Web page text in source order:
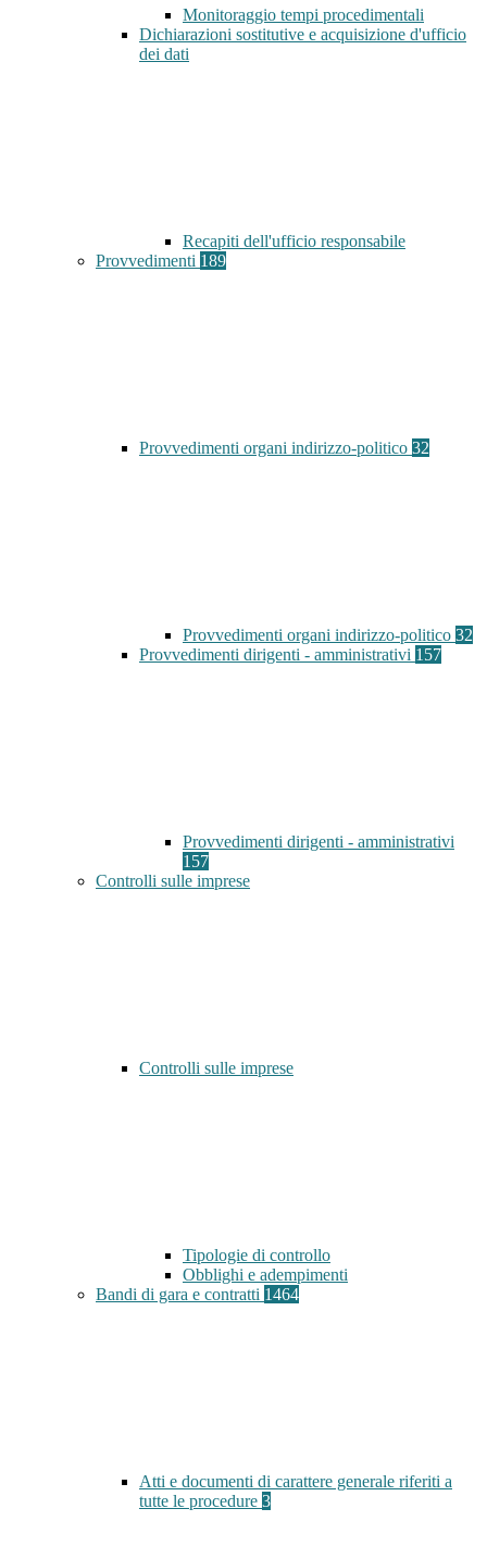
Monitoraggio tempi procedimentali
Dichiarazioni sostitutive e acquisizione d'ufficio
dei dati
Recapiti dell'ufficio responsabile
Provvedimenti 189
Provvedimenti organi indirizzo-politico 32
Provvedimenti organi indirizzo-politico 32
Provvedimenti dirigenti - amministrativi 157
Provvedimenti dirigenti - amministrativi
157
Controlli sulle imprese
Controlli sulle imprese
Tipologie di controllo
Obblighi e adempimenti
Bandi di gara e contratti 1464
Atti e documenti di carattere generale riferiti a
tutte le procedure 3